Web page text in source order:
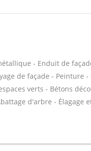
- Enduit de
de façade - Peinture
verts - Bétons
d'arbre - Élagage